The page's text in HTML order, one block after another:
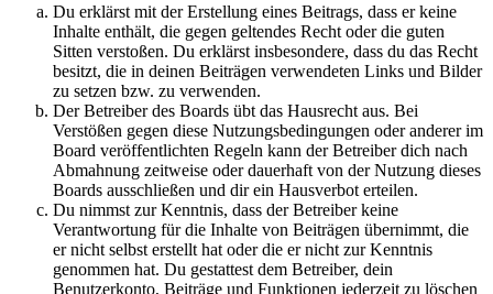
Du erklärst mit der Erstellung eines Beitrags, dass er keine
Inhalte enthält, die gegen geltendes Recht oder die guten
Sitten verstoßen. Du erklärst insbesondere, dass du das Recht
besitzt, die in deinen Beiträgen verwendeten Links und Bilder
zu setzen bzw. zu verwenden.
Der Betreiber des Boards übt das Hausrecht aus. Bei
Verstößen gegen diese Nutzungsbedingungen oder anderer im
Board veröffentlichten Regeln kann der Betreiber dich nach
Abmahnung zeitweise oder dauerhaft von der Nutzung dieses
Boards ausschließen und dir ein Hausverbot erteilen.
Du nimmst zur Kenntnis, dass der Betreiber keine
Verantwortung für die Inhalte von Beiträgen übernimmt, die
er nicht selbst erstellt hat oder die er nicht zur Kenntnis
genommen hat. Du gestattest dem Betreiber, dein
Benutzerkonto, Beiträge und Funktionen jederzeit zu löschen